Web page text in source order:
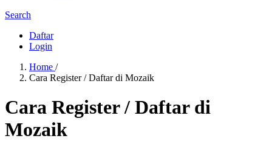
Search
Daftar
Login
Home /
Cara Register / Daftar di Mozaik
Cara Register / Daftar di
Mozaik